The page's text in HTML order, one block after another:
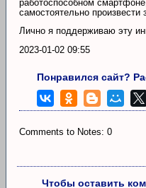
работоспособном
самостоятельно произвести
Лично я поддерживаю эту
2023-01-02 09:55
Понравился сайт?
Comments to Notes: 0
Чтобы оставить